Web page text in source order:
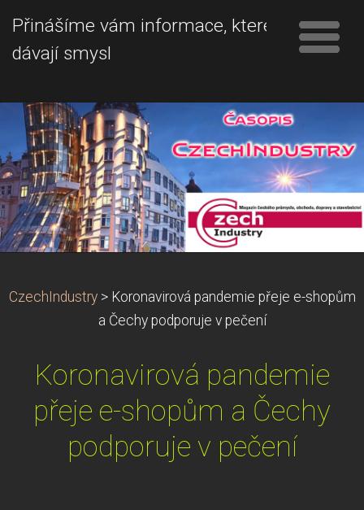
Přinášíme vám informace, které
dávají smysl
CzechIndustry > Koronavirová pandemie přeje e-shopům
a Čechy podporuje v pečení
Koronavirová pandemie
přeje e-shopům a Čechy
podporuje v pečení